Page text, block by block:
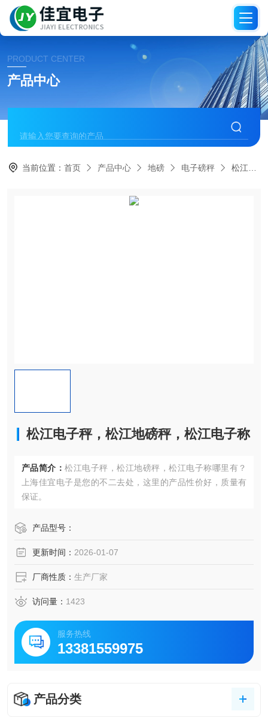
PRODUCT CENTER
产品中心
当前位置：首页 产品中心 地磅 电子磅秤 松江电子秤，松江地磅秤，松江电子称
松江电子秤，松江地磅秤，松江电子称
产品简介： 松江电子秤，松江地磅秤，松江电子称哪里有？
上海佳宜电子是您的不二去处，这里的产品性价好，质量有
保证。
产品型号：
更新时间： 2026-01-07
厂商性质： 生产厂家
访问量： 1423
服务热线
13381559975
产品分类